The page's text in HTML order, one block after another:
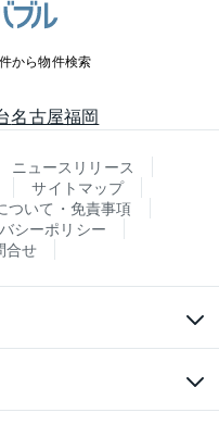
から物件検索
名古屋福岡
ニュースリリース
サイトマップ
ついて・免責事項
シーポリシー
合せ